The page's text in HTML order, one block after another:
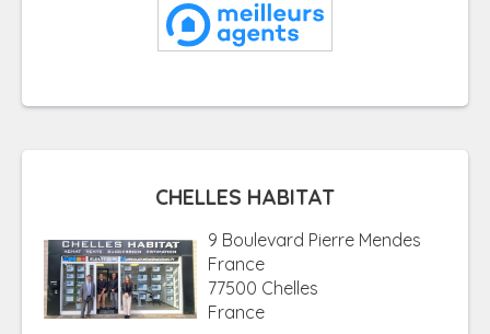
CHELLES HABITAT
9 Boulevard Pierre Mendes
France
77500 Chelles
France